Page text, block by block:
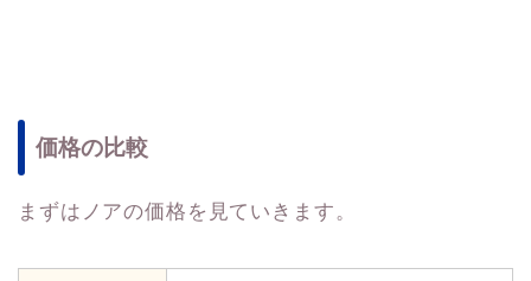
価格の比較
まずはノアの価格を見ていきます。